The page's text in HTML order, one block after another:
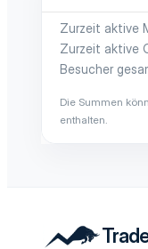
Zurzeit aktive
Zurzeit aktive
Besucher
Die Summen
enthalten.